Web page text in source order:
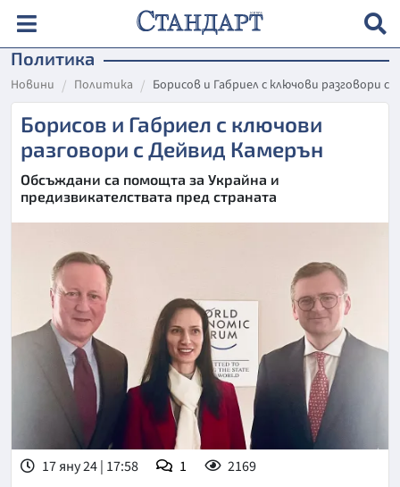
Политика
Новини Политика Борисов и Габриел с ключови разговори с
Борисов и Габриел с ключови
разговори с Дейвид Камерън
Обсъждани са помощта за Украйна и
предизвикателствата пред страната
17 яну 24 | 17:58 1 2169